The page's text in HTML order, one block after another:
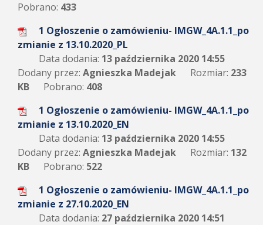
Pobrano: 433
1 Ogłoszenie o zamówieniu- IMGW_4A.1.1_po
zmianie z 13.10.2020_PL
Data dodania: 13 października 2020 14:55
Dodany przez: Agnieszka Madejak Rozmiar: 233
KB
Pobrano: 408
1 Ogłoszenie o zamówieniu- IMGW_4A.1.1_po
zmianie z 13.10.2020_EN
Data dodania: 13 października 2020 14:55
Dodany przez: Agnieszka Madejak Rozmiar: 132
KB
Pobrano: 522
1 Ogłoszenie o zamówieniu- IMGW_4A.1.1_po
zmianie z 27.10.2020_EN
Data dodania: 27 października 2020 14:51